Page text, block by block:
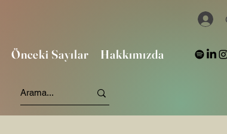
Önceki Sayılar Hakkımızda